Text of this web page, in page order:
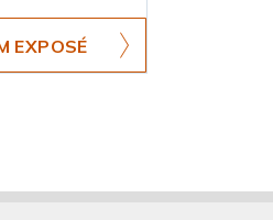
EXPOSÉ